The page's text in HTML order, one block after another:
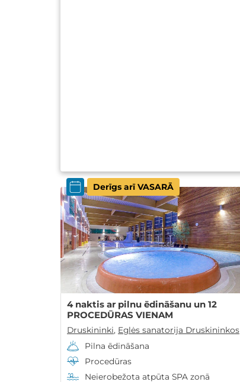
Derīgs arī VASARĀ
4 naktis ar pilnu ēdināšanu un 12
PROCEDŪRAS VIENAM
Druskininki, Eglės sanatorija Druskininkos
Pilna ēdināšana
Procedūras
Neierobežota atpūta SPA zonā